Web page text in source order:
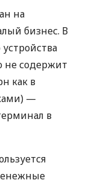
на
бизнес. В
не содержит
как в
—
в